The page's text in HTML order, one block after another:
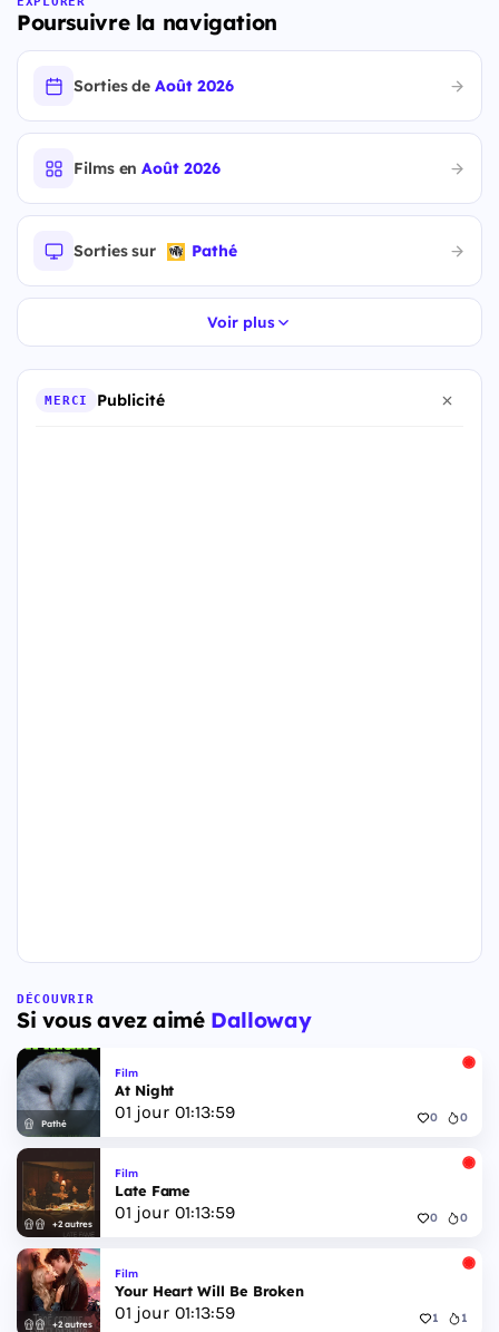
Poursuivre la navigation
Sorties deAoût 2026
Films enAoût 2026
Sorties sur Pathé
Voir plus
MERCI Publicité
DÉCOUVRIR
Si vous avez aimé Dalloway
Pathé
Film
At Night
01 jour 01:13:57 0 0
+2 autres
Film
Late Fame
01 jour 01:13:57 0 0
+2 autres
Film
Your Heart Will Be Broken
01 jour 01:13:57 1 1